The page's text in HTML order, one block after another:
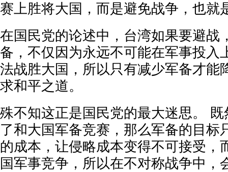
赛上胜将大国，而是避免战争，也就
在国民党的论述中，台湾如果要避战
备，不仅因为永远不可能在军事投入
法战胜大国，所以只有减少军备才能
求和平之道。
殊不知这正是国民党的最大迷思。
了和大国军备竞赛，那么军备的目标
的成本，让侵略成本变得不可接受，
国军事竞争，所以在不对称战争中，